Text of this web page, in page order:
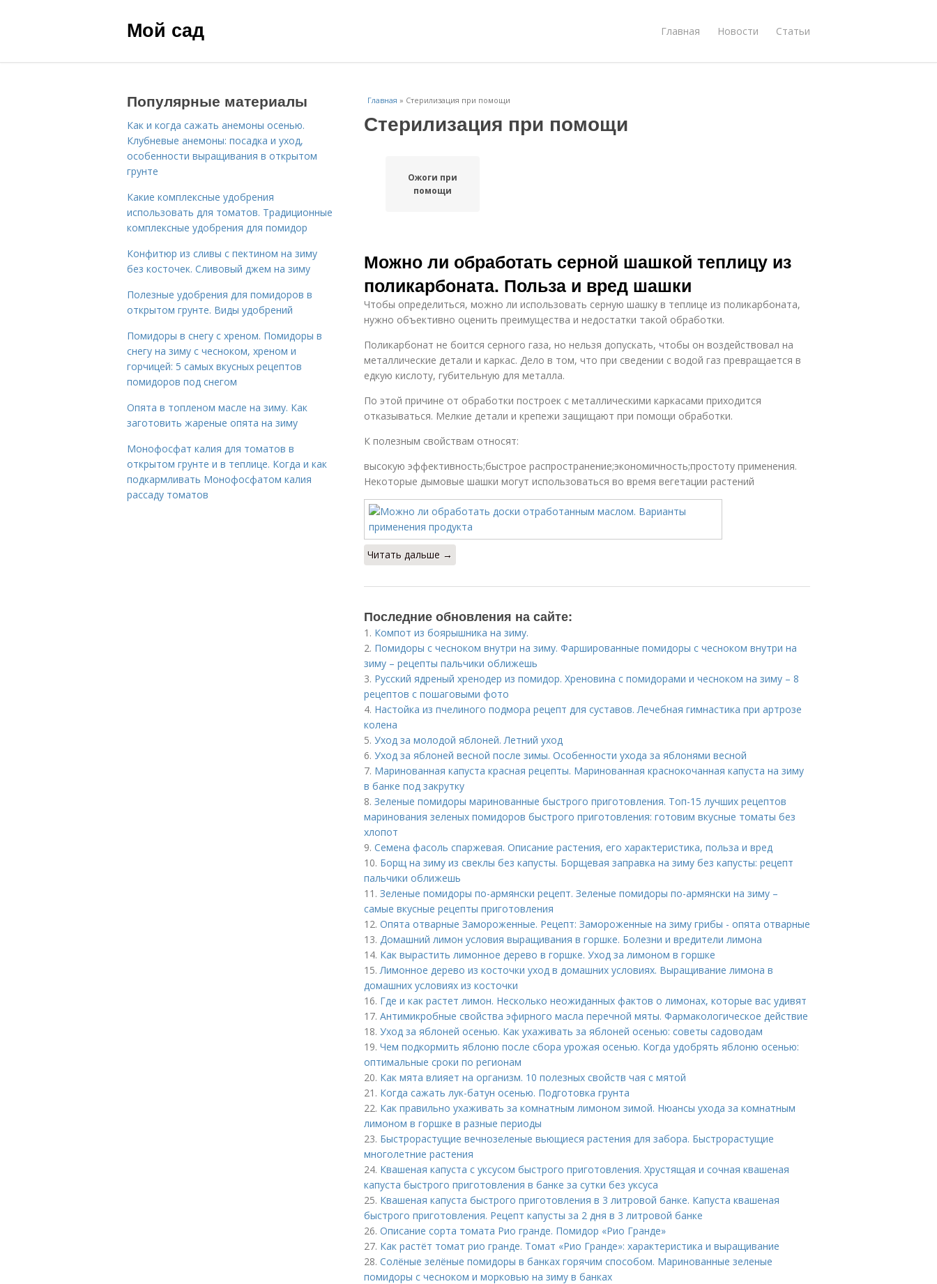
Мой сад Главная Новости Статьи
Главная » Стерилизация при помощи
Стерилизация при помощи
Ожоги при
помощи
Можно ли обработать серной шашкой теплицу из
поликарбоната. Польза и вред шашки
Чтобы определиться, можно ли использовать серную шашку в теплице из поликарбоната,
нужно объективно оценить преимущества и недостатки такой обработки.
Поликарбонат не боится серного газа, но нельзя допускать, чтобы он воздействовал на
металлические детали и каркас. Дело в том, что при сведении с водой газ превращается в
едкую кислоту, губительную для металла.
По этой причине от обработки построек с металлическими каркасами приходится
отказываться. Мелкие детали и крепежи защищают при помощи обработки.
К полезным свойствам относят:
высокую эффективность;быстрое распространение;экономичность;простоту применения.
Некоторые дымовые шашки могут использоваться во время вегетации растений
Читать дальше →
Последние обновления на сайте:
1. Компот из боярышника на зиму.
2. Помидоры с чесноком внутри на зиму. Фаршированные помидоры с чесноком внутри на
зиму – рецепты пальчики оближешь
3. Русский ядреный хренодер из помидор. Хреновина с помидорами и чесноком на зиму – 8
рецептов с пошаговыми фото
4. Настойка из пчелиного подмора рецепт для суставов. Лечебная гимнастика при артрозе
колена
5. Уход за молодой яблоней. Летний уход
6. Уход за яблоней весной после зимы. Особенности ухода за яблонями весной
7. Маринованная капуста красная рецепты. Маринованная краснокочанная капуста на зиму
в банке под закрутку
8. Зеленые помидоры маринованные быстрого приготовления. Топ-15 лучших рецептов
маринования зеленых помидоров быстрого приготовления: готовим вкусные томаты без
хлопот
9. Семена фасоль спаржевая. Описание растения, его характеристика, польза и вред
10. Борщ на зиму из свеклы без капусты. Борщевая заправка на зиму без капусты: рецепт
пальчики оближешь
11. Зеленые помидоры по-армянски рецепт. Зеленые помидоры по-армянски на зиму –
самые вкусные рецепты приготовления
12. Опята отварные Замороженные. Рецепт: Замороженные на зиму грибы - опята отварные
13. Домашний лимон условия выращивания в горшке. Болезни и вредители лимона
14. Как вырастить лимонное дерево в горшке. Уход за лимоном в горшке
15.Лимонное дерево из косточки уход в домашних условиях. Выращивание лимона в
домашних условиях из косточки
16. Где и как растет лимон. Несколько неожиданных фактов о лимонах, которые вас удивят
17. Антимикробные свойства эфирного масла перечной мяты. Фармакологическое действие
18. Уход за яблоней осенью. Как ухаживать за яблоней осенью: советы садоводам
19. Чем подкормить яблоню после сбора урожая осенью. Когда удобрять яблоню осенью:
оптимальные сроки по регионам
20. Как мята влияет на организм. 10 полезных свойств чая с мятой
21. Когда сажать лук-батун осенью. Подготовка грунта
22. Как правильно ухаживать за комнатным лимоном зимой. Нюансы ухода за комнатным
лимоном в горшке в разные периоды
23. Быстрорастущие вечнозеленые вьющиеся растения для забора. Быстрорастущие
многолетние растения
24. Квашеная капуста с уксусом быстрого приготовления. Хрустящая и сочная квашеная
капуста быстрого приготовления в банке за сутки без уксуса
25. Квашеная капуста быстрого приготовления в 3 литровой банке. Капуста квашеная
быстрого приготовления. Рецепт капусты за 2 дня в 3 литровой банке
26. Описание сорта томата Рио гранде. Помидор «Рио Гранде»
27. Как растёт томат рио гранде. Томат «Рио Гранде»: характеристика и выращивание
28. Солёные зелёные помидоры в банках горячим способом. Маринованные зеленые
помидоры с чесноком и морковью на зиму в банках
Популярные материалы
Как и когда сажать анемоны осенью.
Клубневые анемоны: посадка и уход,
особенности выращивания в открытом
грунте
Какие комплексные удобрения
использовать для томатов. Традиционные
комплексные удобрения для помидор
Конфитюр из сливы с пектином на зиму
без косточек. Сливовый джем на зиму
Полезные удобрения для помидоров в
открытом грунте. Виды удобрений
Помидоры в снегу с хреном. Помидоры в
снегу на зиму с чесноком, хреном и
горчицей: 5 самых вкусных рецептов
помидоров под снегом
Опята в топленом масле на зиму. Как
заготовить жареные опята на зиму
Монофосфат калия для томатов в
открытом грунте и в теплице. Когда и как
подкармливать Монофосфатом калия
рассаду томатов